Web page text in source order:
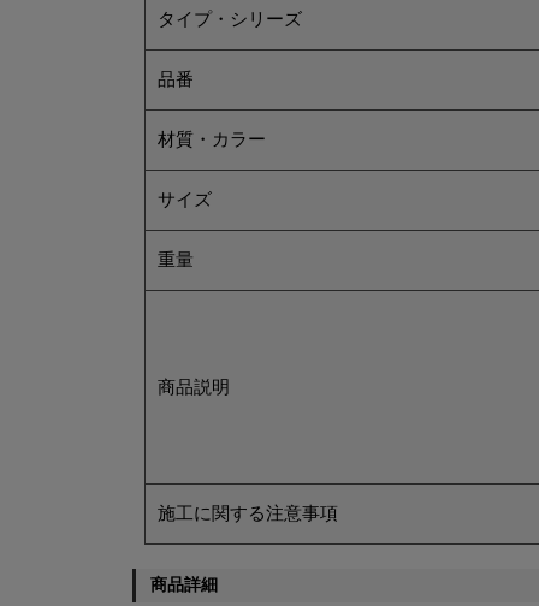
タイプ・シリーズ
品番
材質・カラー
サイズ
重量
商品説明
施工に関する注意事項
商品詳細